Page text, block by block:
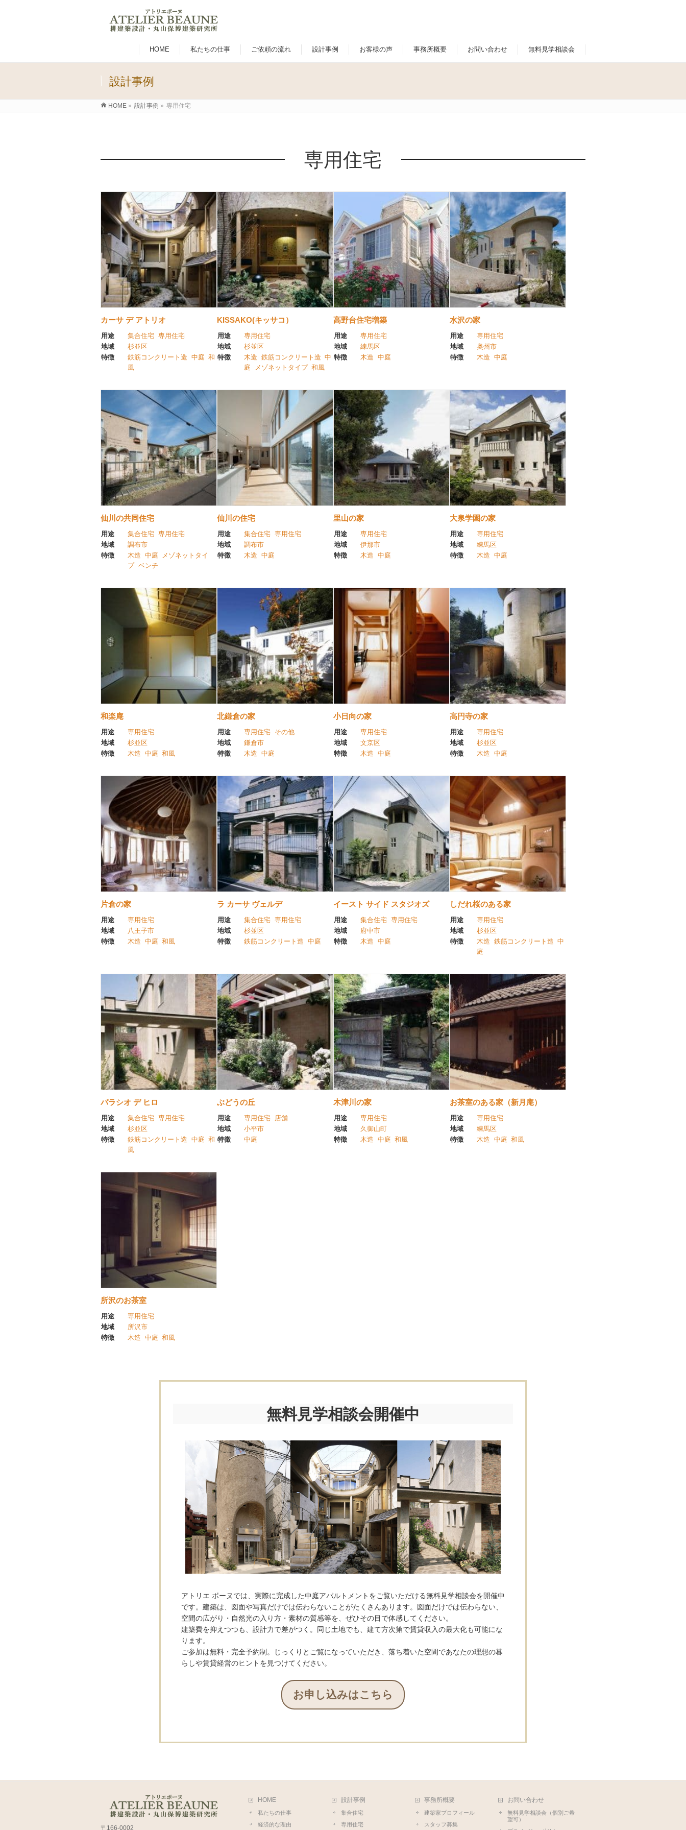
HOME 私たちの仕事 ご依頼の流れ 設計事例 お客様の声 事務所概要 お問い合わせ 無料見学相談会
設計事例
HOME » 設計事例 » 専用住宅
専用住宅
カーサ デ アトリオ
用途 集合住宅 専用住宅
地域
杉並区
特徴
鉄筋コンクリート造 中庭 和
風
KISSAKO(キッサコ）
用途
専用住宅
地域
杉並区
特徴
木造 鉄筋コンクリート造 中
庭
メゾネットタイプ 和風
高野台住宅増築
用途
専用住宅
地域
練馬区
特徴
木造 中庭
水沢の家
用途
専用住宅
地域
奥州市
特徴
木造 中庭
仙川の共同住宅
用途 集合住宅 専用住宅
地域
調布市
特徴
木造 中庭
メゾネットタイ
プ ベンチ
仙川の住宅
用途 集合住宅 専用住宅
地域
調布市
特徴
木造 中庭
里山の家
用途
専用住宅
地域
伊那市
特徴
木造 中庭
大泉学園の家
用途
専用住宅
地域
練馬区
特徴
木造 中庭
和楽庵
用途
専用住宅
地域
杉並区
特徴
木造 中庭 和風
北鎌倉の家
用途 専用住宅 その他
地域
鎌倉市
特徴
木造 中庭
小日向の家
用途
専用住宅
地域
文京区
特徴
木造 中庭
高円寺の家
用途
専用住宅
地域
杉並区
特徴
木造 中庭
片倉の家
用途
専用住宅
地域
八王子市
特徴
木造 中庭 和風
ラ カーサ ヴェルデ
用途 集合住宅 専用住宅
地域
杉並区
特徴
鉄筋コンクリート造 中庭
イースト サイド スタジオズ
用途 集合住宅 専用住宅
地域
府中市
特徴
木造 中庭
しだれ桜のある家
用途
専用住宅
地域
杉並区
特徴
木造 鉄筋コンクリート造 中
庭
パラシオ デ ヒロ
用途 集合住宅 専用住宅
地域
杉並区
特徴
鉄筋コンクリート造 中庭 和
風
ぶどうの丘
用途 専用住宅 店舗
地域
小平市
特徴
中庭
木津川の家
用途
専用住宅
地域
久御山町
特徴
木造 中庭 和風
お茶室のある家（新月庵）
用途
専用住宅
地域
練馬区
特徴
木造 中庭 和風
所沢のお茶室
用途
専用住宅
地域
所沢市
特徴
木造 中庭 和風
無料見学相談会開催中
アトリエ ボーヌでは、実際に完成した中庭アパルトメントをご覧いただける無料見学相談会を開催中
です。建築は、図面や写真だけでは伝わらないことがたくさんあります。図面だけでは伝わらない、
空間の広がり・自然光の入り方・素材の質感等を、ぜひその目で体感してください。
建築費を抑えつつも、設計力で差がつく。同じ土地でも、建て方次第で賃貸収入の最大化も可能にな
ります。
ご参加は無料・完全予約制。じっくりとご覧になっていただき、落ち着いた空間であなたの理想の暮
らしや賃貸経営のヒントを見つけてください。
お申し込みはこちら
〒166-0002
HOME
私たちの仕事
経済的な理由
設計事例
集合住宅
専用住宅
事務所概要
建築家プロフィール
スタッフ募集
お問い合わせ
無料見学相談会（個別ご希
望可）